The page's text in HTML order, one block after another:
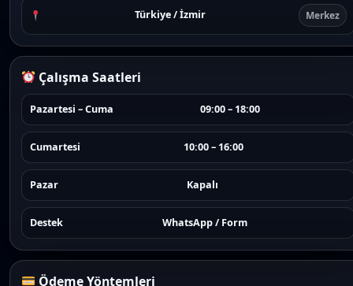
Türkiye / İzmir Merkez
Çalışma Saatleri
Pazartesi – Cuma 09:00 – 18:00
Cumartesi 10:00 – 16:00
Pazar Kapalı
Destek WhatsApp / Form
Ödeme Yöntemleri